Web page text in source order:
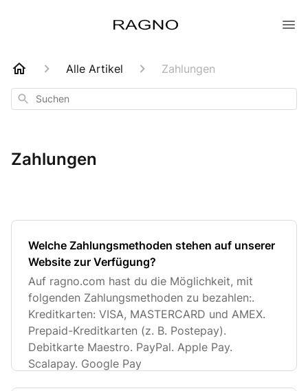
Alle Artikel Zahlungen
Suchen
Zahlungen
Welche Zahlungsmethoden stehen auf unserer
Website zur Verfügung?
Auf ragno.com hast du die Möglichkeit, mit
folgenden Zahlungsmethoden zu bezahlen:.
Kreditkarten: VISA, MASTERCARD und AMEX.
Prepaid-Kreditkarten (z. B. Postepay).
Debitkarte Maestro. PayPal. Apple Pay.
Scalapay. Google Pay